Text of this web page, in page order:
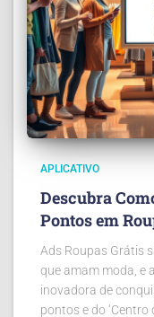
APLICATIVO
Descubra
Pontos em
Ads Roupas Grátis
que amam moda, e
inovadora de
pontos e do ‘Centro